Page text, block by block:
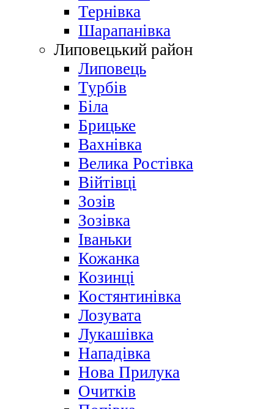
Тернівка
Шарапанівка
Липовецький район
Липовець
Турбів
Біла
Брицьке
Вахнівка
Велика Ростівка
Війтівці
Зозів
Зозівка
Іваньки
Кожанка
Козинці
Костянтинівка
Лозувата
Лукашівка
Нападівка
Нова Прилука
Очитків